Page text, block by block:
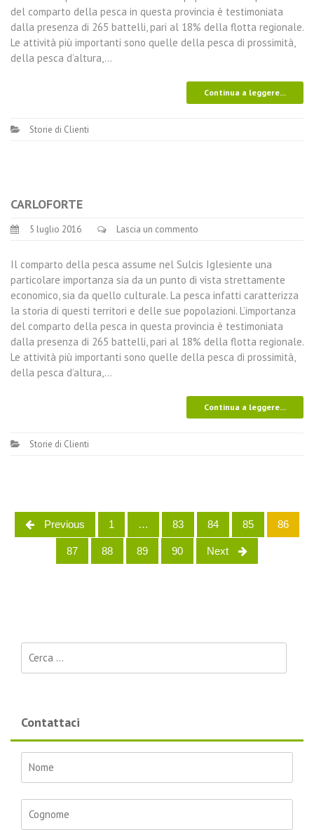
del comparto della pesca in questa provincia è testimoniata
dalla presenza di 265 battelli, pari al 18% della flotta regionale.
Le attività più importanti sono quelle della pesca di prossimità,
della pesca d’altura,…
Continua a leggere...
Storie di Clienti
CARLOFORTE
5 luglio 2016 Lascia un commento
Il comparto della pesca assume nel Sulcis Iglesiente una
particolare importanza sia da un punto di vista strettamente
economico, sia da quello culturale. La pesca infatti caratterizza
la storia di questi territori e delle sue popolazioni. L’importanza
del comparto della pesca in questa provincia è testimoniata
dalla presenza di 265 battelli, pari al 18% della flotta regionale.
Le attività più importanti sono quelle della pesca di prossimità,
della pesca d’altura,…
Continua a leggere...
Storie di Clienti
Posts navigation
Previous 1 … 83 84 85 86
87 88 89 90 Next
Contattaci